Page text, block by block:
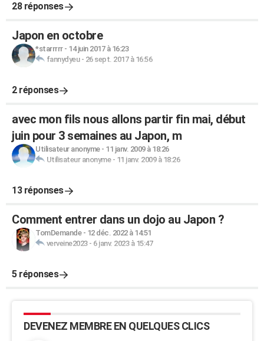
28 réponses
Japon en octobre
*starrrrr- 14 juin 2017 à 16:23
fannydyeu- 26 sept. 2017 à 16:56
2 réponses
avec mon fils nous allons partir fin mai, début
juin pour 3 semaines au Japon, m
Utilisateur anonyme- 11 janv. 2009 à 18:26
Utilisateur anonyme- 11 janv. 2009 à 18:26
13 réponses
Comment entrer dans un dojo au Japon ?
TomDemande- 12 déc. 2022 à 14:51
verveine2023- 6 janv. 2023 à 15:47
5 réponses
DEVENEZ MEMBRE EN QUELQUES CLICS